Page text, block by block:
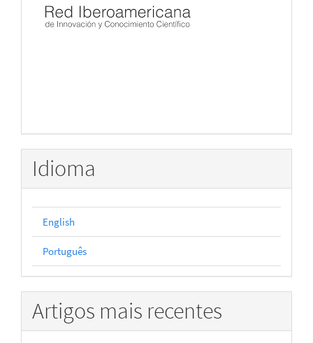
Idioma
English
Português
Artigos mais recentes